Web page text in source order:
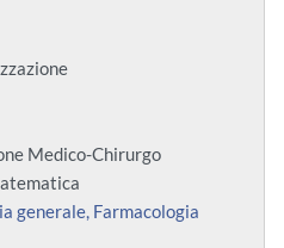
Medico-Chirurgo
generale, Farmacologia